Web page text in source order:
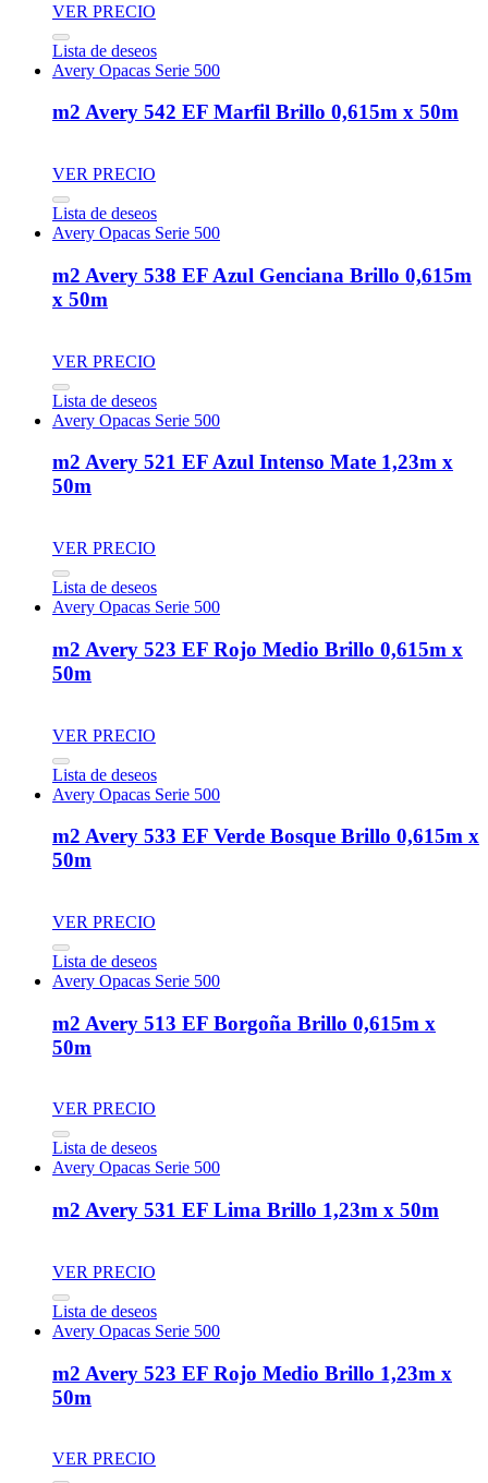
VER PRECIO
Lista de deseos
Avery Opacas Serie 500
m2 Avery 542 EF Marfil Brillo 0,615m x 50m
VER PRECIO
Lista de deseos
Avery Opacas Serie 500
m2 Avery 538 EF Azul Genciana Brillo 0,615m
x 50m
VER PRECIO
Lista de deseos
Avery Opacas Serie 500
m2 Avery 521 EF Azul Intenso Mate 1,23m x
50m
VER PRECIO
Lista de deseos
Avery Opacas Serie 500
m2 Avery 523 EF Rojo Medio Brillo 0,615m x
50m
VER PRECIO
Lista de deseos
Avery Opacas Serie 500
m2 Avery 533 EF Verde Bosque Brillo 0,615m x
50m
VER PRECIO
Lista de deseos
Avery Opacas Serie 500
m2 Avery 513 EF Borgoña Brillo 0,615m x
50m
VER PRECIO
Lista de deseos
Avery Opacas Serie 500
m2 Avery 531 EF Lima Brillo 1,23m x 50m
VER PRECIO
Lista de deseos
Avery Opacas Serie 500
m2 Avery 523 EF Rojo Medio Brillo 1,23m x
50m
VER PRECIO